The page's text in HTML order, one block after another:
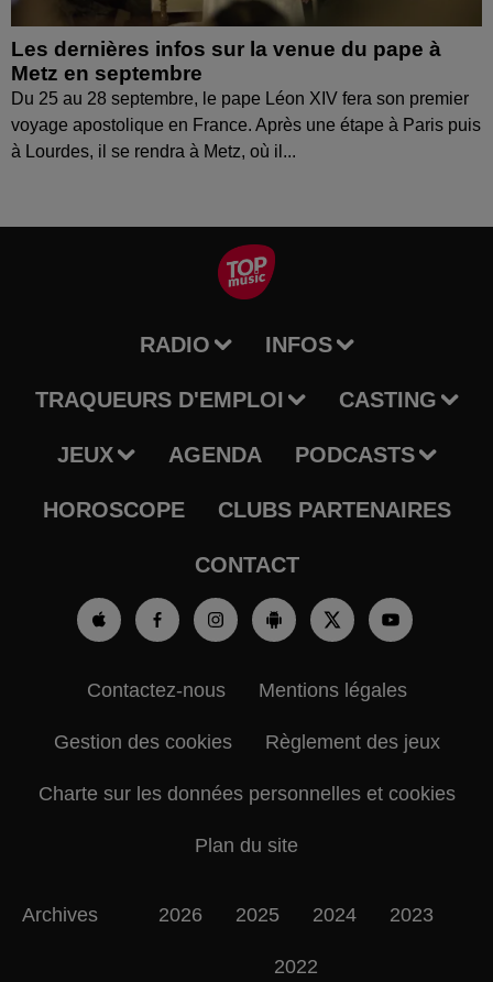
Les dernières infos sur la venue du pape à
Metz en septembre
Du 25 au 28 septembre, le pape Léon XIV fera son premier
voyage apostolique en France. Après une étape à Paris puis
à Lourdes, il se rendra à Metz, où il...
RADIO INFOS
TRAQUEURS D'EMPLOI CASTING
JEUX AGENDA PODCASTS
HOROSCOPE CLUBS PARTENAIRES
CONTACT
Contactez-nous Mentions légales
Gestion des cookies Règlement des jeux
Charte sur les données personnelles et cookies
Plan du site
Archives 2026 2025 2024 2023
2022